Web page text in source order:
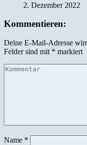
2. Dezember 2022
Kommentieren:
Deine E-Mail-Adresse
Felder sind mit * markiert
Name *